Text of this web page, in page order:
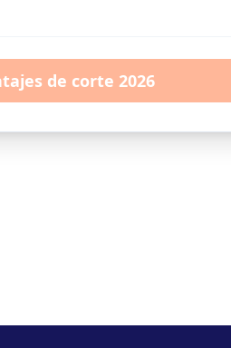
de corte 2026